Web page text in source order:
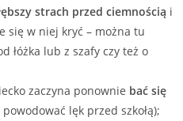
strach przed ciemnością i
się w niej kryć – można tu
łóżka lub z szafy czy też o
zaczyna ponownie bać się
lęk przed szkołą);